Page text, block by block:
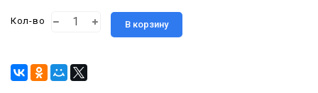
Кол-во В корзину